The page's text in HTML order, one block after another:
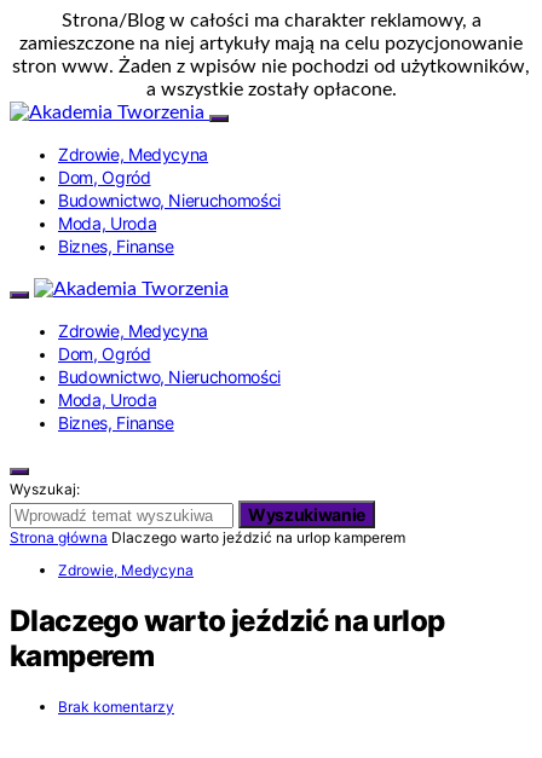
Strona/Blog w całości ma charakter reklamowy, a
zamieszczone na niej artykuły mają na celu pozycjonowanie
stron www. Żaden z wpisów nie pochodzi od użytkowników,
a wszystkie zostały opłacone.
Zdrowie, Medycyna
Dom, Ogród
Budownictwo, Nieruchomości
Moda, Uroda
Biznes, Finanse
Zdrowie, Medycyna
Dom, Ogród
Budownictwo, Nieruchomości
Moda, Uroda
Biznes, Finanse
Wyszukaj:
Wyszukiwanie
Strona główna Dlaczego warto jeździć na urlop kamperem
Zdrowie, Medycyna
Dlaczego warto jeździć na urlop
kamperem
Brak komentarzy